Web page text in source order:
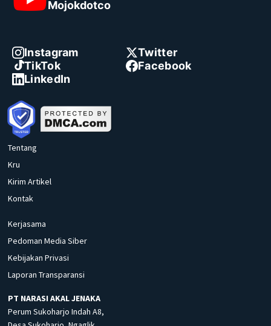
Mojokdotco
Instagram
Twitter
TikTok
Facebook
LinkedIn
Tentang
Kru
Kirim Artikel
Kontak
Kerjasama
Pedoman Media Siber
Kebijakan Privasi
Laporan Transparansi
PT NARASI AKAL JENAKA
Perum Sukoharjo Indah A8,